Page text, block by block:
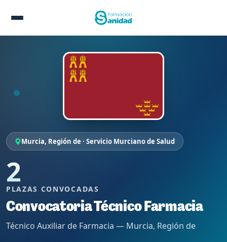
Murcia, Región de · Servicio Murciano de Salud
2
PLAZAS CONVOCADAS
Convocatoria Técnico Farmacia
Técnico Auxiliar de Farmacia — Murcia, Región de